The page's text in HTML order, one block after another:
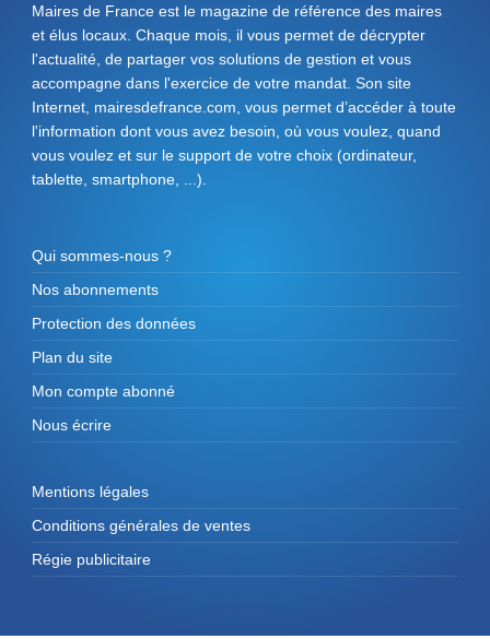
Maires de France est le magazine de référence des maires
et élus locaux. Chaque mois, il vous permet de décrypter
l'actualité, de partager vos solutions de gestion et vous
accompagne dans l'exercice de votre mandat. Son site
Internet, mairesdefrance.com, vous permet d’accéder à toute
l'information dont vous avez besoin, où vous voulez, quand
vous voulez et sur le support de votre choix (ordinateur,
tablette, smartphone, ...).
Qui sommes-nous ?
Nos abonnements
Protection des données
Plan du site
Mon compte abonné
Nous écrire
Mentions légales
Conditions générales de ventes
Régie publicitaire